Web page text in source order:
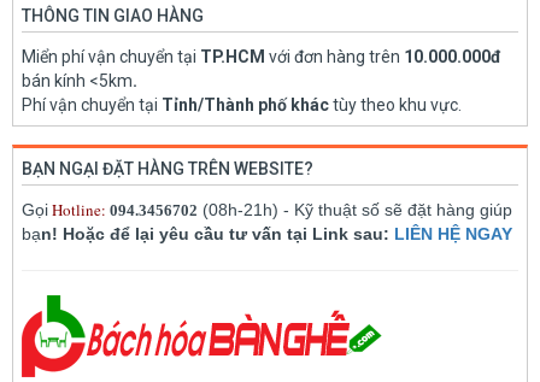
THÔNG TIN GIAO HÀNG
Miển phí vận chuyển tại TP.HCM với đơn hàng trên 10.000.000đ
bán kính <5km.
Phí vận chuyển tại Tỉnh/Thành phố kháctùy theo khu vực.
BẠN NGẠI ĐẶT HÀNG TRÊN WEBSITE?
GọiHotline: 094.3456702 (08h-21h) - Kỹ thuật số sẽ đặt hàng giúp
bạn! Hoặc để lại yêu cầu tư vấn tại Link sau: LIÊN HỆ NGAY